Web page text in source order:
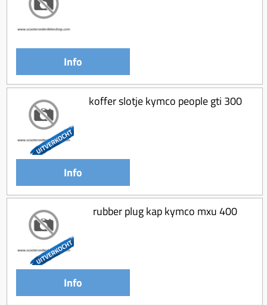
Koeling (delen)
Overbrenging
Info
koffer slotje kymco people gti 300
Info
rubber plug kap kymco mxu 400
Info